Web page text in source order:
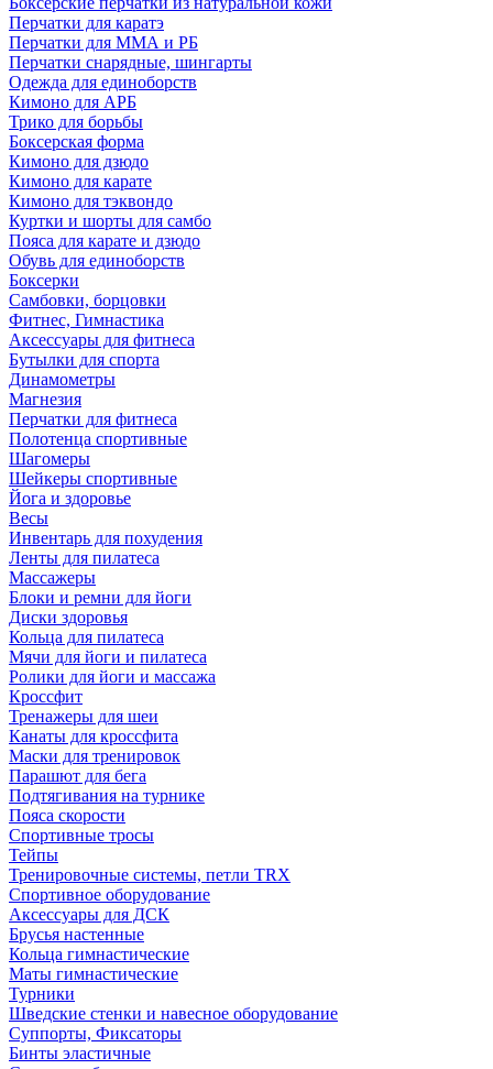
Перчатки для каратэ
Перчатки для ММА и РБ
Перчатки снарядные, шингарты
Одежда для единоборств
Кимоно для АРБ
Трико для борьбы
Боксерская форма
Кимоно для дзюдо
Кимоно для карате
Кимоно для тэквондо
Куртки и шорты для самбо
Пояса для карате и дзюдо
Обувь для единоборств
Боксерки
Самбовки, борцовки
Фитнес, Гимнастика
Аксессуары для фитнеса
Бутылки для спорта
Динамометры
Магнезия
Перчатки для фитнеса
Полотенца спортивные
Шагомеры
Шейкеры спортивные
Йога и здоровье
Весы
Инвентарь для похудения
Ленты для пилатеса
Массажеры
Блоки и ремни для йоги
Диски здоровья
Кольца для пилатеса
Мячи для йоги и пилатеса
Ролики для йоги и массажа
Кроссфит
Тренажеры для шеи
Канаты для кроссфита
Маски для тренировок
Парашют для бега
Подтягивания на турнике
Пояса скорости
Спортивные тросы
Тейпы
Тренировочные системы, петли TRX
Спортивное оборудование
Аксессуары для ДСК
Брусья настенные
Кольца гимнастические
Маты гимнастические
Турники
Шведские стенки и навесное оборудование
Суппорты, Фиксаторы
Бинты эластичные